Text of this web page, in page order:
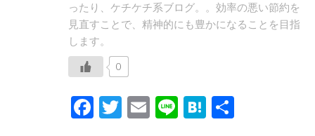
ったり、ケチケチ系ブログ。。効率の悪い節約を
見直すことで、精神的にも豊かになることを目指
します。
0
Facebook
Twitter
EmailLineHatena